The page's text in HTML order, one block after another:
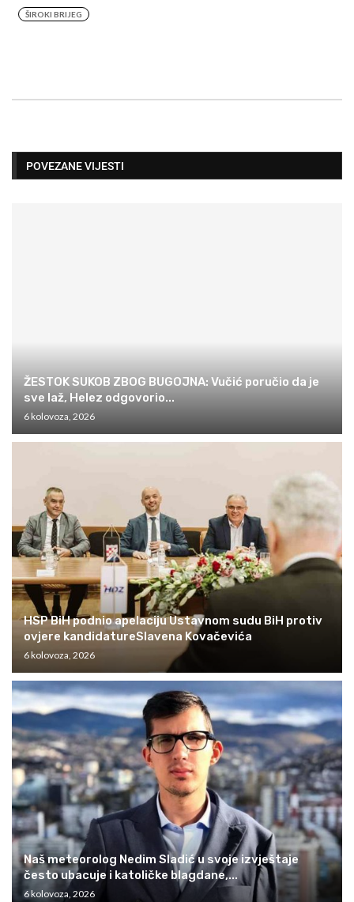
ŠIROKI BRIJEG
POVEZANE VIJESTI
ŽESTOK SUKOB ZBOG BUGOJNA: Vučić poručio da je
sve laž, Helez odgovorio...
6 kolovoza, 2026
HSP BiH podnio apelaciju Ustavnom sudu BiH protiv
ovjere kandidatureSlavena Kovačevića
6 kolovoza, 2026
Naš meteorolog Nedim Sladić u svoje izvještaje
često ubacuje i katoličke blagdane,...
6 kolovoza, 2026